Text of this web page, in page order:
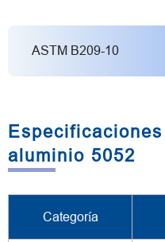
ASTM B209-10
aluminio 5052
Categoría